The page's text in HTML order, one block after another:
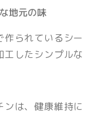
地元の味
られているシー
工したシンプルな
は、健康維持に